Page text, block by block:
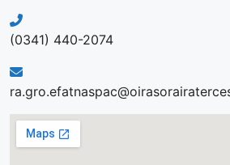
(0341) 440-2074